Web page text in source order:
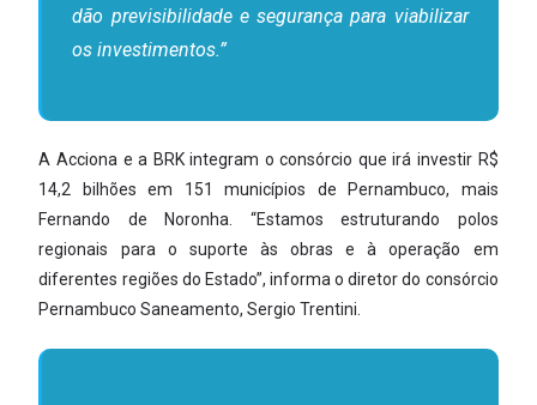
dão previsibilidade e segurança para viabilizar
os investimentos.”
A Acciona e a BRK integram o consórcio que irá investir R$
14,2 bilhões em 151 municípios de Pernambuco, mais
Fernando de Noronha. “Estamos estruturando polos
regionais para o suporte às obras e à operação em
diferentes regiões do Estado”, informa o diretor do consórcio
Pernambuco Saneamento, Sergio Trentini.